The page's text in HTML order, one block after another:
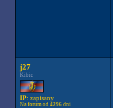
j27
Kibic
IP: zapisany
Na forum od 4296dni